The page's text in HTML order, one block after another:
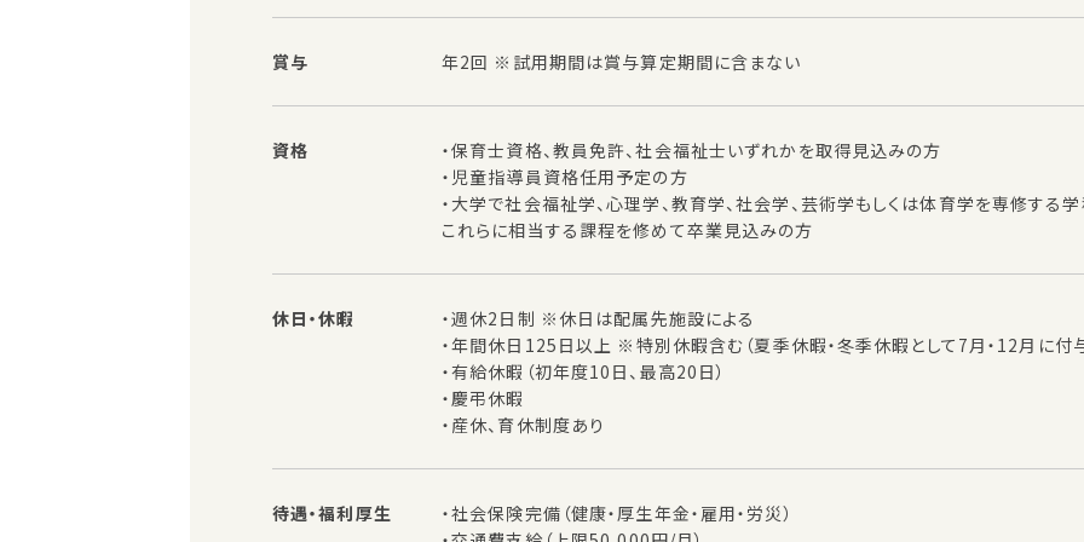
賞与 年2回 ※試用期間は賞与算定期間に含まない
資格
・保育士資格、教員免許、社会福祉士いずれかを取得見込みの方
・児童指導員資格任用予定の方
・大学で社会福祉学、心理学、教育学、社会学、芸術学もしくは体育学を専修する
これらに相当する課程を修めて卒業見込みの方
休日・休暇
・週休2日制 ※休日は配属先施設による
・年間休日125日以上 ※特別休暇含む（夏季休暇・冬季休暇として7月・12月に付与
・有給休暇（初年度10日、最高20日）
・慶弔休暇
・産休、育休制度あり
待遇・福利厚生
・社会保険完備（健康・厚生年金・雇用・労災）